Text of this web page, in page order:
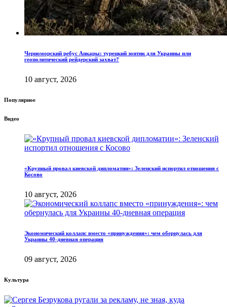
Черноморский ребус Анкары: турецкий зонтик для Украины или
геополитический рейдерский захват?
10 август, 2026
Популярное
Видео
«Крупный провал киевской дипломатии»: Зеленский испортил отношения с
Косово
10 август, 2026
Экономический коллапс вместо «принуждения»: чем обернулась для
Украины 40-дневная операция
09 август, 2026
Культура